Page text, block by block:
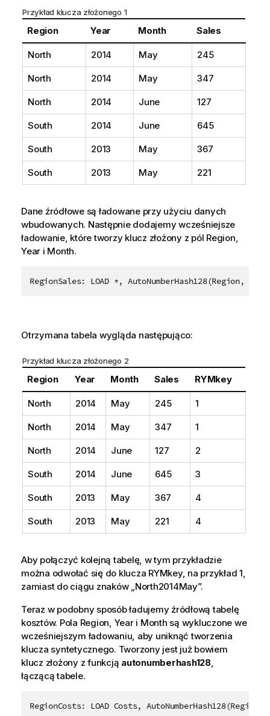
Przykład klucza złożonego 1
Region Year Month Sales
North 2014 May 245
North 2014 May 347
North 2014 June 127
South 2014 June 645
South 2013 May 367
South 2013 May 221
Dane źródłowe są ładowane przy użyciu danych
wbudowanych. Następnie dodajemy wcześniejsze
ładowanie, które tworzy klucz złożony z pól Region
Year i Month.
Otrzymana tabela wygląda następująco:
Przykład klucza złożonego 2
Region Year Month Sales RYMkey
North 2014 May 245 1
North 2014 May 347 1
North 2014 June 127 2
South 2014 June 645 3
South 2013 May 367 4
South 2013 May 221 4
Aby połączyć kolejną tabelę, w tym przykładzie
można odwołać się do klucza RYMkey, na przykład 1,
zamiast do ciągu znaków „North2014May”.
Teraz w podobny sposób ładujemy źródłową tabelę
kosztów. Pola Region Yeari Month są wykluczone we
wcześniejszym ładowaniu, aby uniknąć tworzenia
klucza syntetycznego. Tworzony jest już bowiem
klucz złożony z funkcją autonumberhash128,
łączącą tabele.